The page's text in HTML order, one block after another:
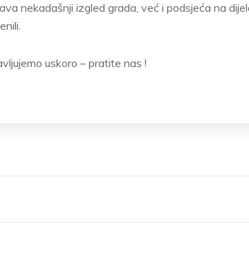
nekadašnji izgled grada, već i podsjeća na
uskoro – pratite nas !